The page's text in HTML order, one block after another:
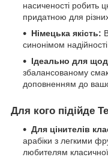
насиченості робить
придатною для
Німецька якість:
синонімом
Ідеально для
збалансованому
доповненням до
Для кого підійде
Для цінителів
арабіки з легкими
любителям класичної